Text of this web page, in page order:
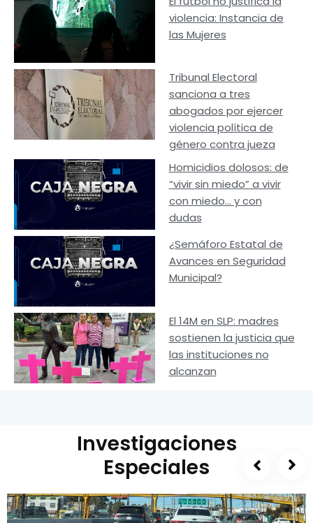
violencia: Instancia de
las Mujeres
Tribunal Electoral
sanciona a tres
abogados por ejercer
violencia política de
género contra jueza
Homicidios dolosos: de
“vivir sin miedo” a vivir
con miedo… y con
dudas
¿Semáforo Estatal de
Avances en Seguridad
Municipal?
El 14M en SLP: madres
sostienen la justicia que
las instituciones no
alcanzan
Investigaciones
Especiales